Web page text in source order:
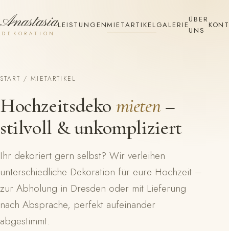
Anastasia
DEKORATION
LEISTUNGENMIETARTIKELGALERIE
ÜBER
UNS
START / MIETARTIKEL
Hochzeitsdeko mieten –
stilvoll & unkompliziert
Ihr dekoriert gern selbst? Wir verleihen
unterschiedliche Dekoration für eure Hochzeit –
zur Abholung in Dresden oder mit Lieferung
nach Absprache, perfekt aufeinander
abgestimmt.